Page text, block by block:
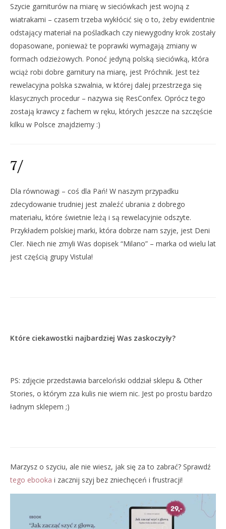
Szycie garniturów na miarę w sieciówkach jest wojną z
wiatrakami – czasem trzeba wykłócić się o to, żeby ewidentnie
odstający materiał na pośladkach czy niewygodny krok zostały
dopasowane, ponieważ te poprawki wymagają zmiany w
formach odzieżowych. Ponoć jedyną polską sieciówką, która
wciąż robi dobre garnitury na miarę, jest Próchnik. Jest też
rewelacyjna polska szwalnia, w której dalej przestrzega się
klasycznych procedur – nazywa się ResConfex. Oprócz tego
zostają krawcy z fachem w ręku, których jeszcze na szczęście
kilku w Polsce znajdziemy :)
7/
Dla równowagi – coś dla Pań! W naszym przypadku
zdecydowanie trudniej jest znaleźć ubrania z dobrego
materiału, które świetnie leżą i są rewelacyjnie odszyte.
Przykładem polskiej marki, która dobrze nam szyje, jest Deni
Cler. Niech nie zmyli Was dopisek “Milano” – marka od wielu lat
jest częścią grupy Vistula!
Które ciekawostki najbardziej Was zaskoczyły?
PS: zdjęcie przedstawia barceloński oddział sklepu & Other
Stories, o którym zza kulis nie wiem nic. Jest po prostu bardzo
ładnym sklepem ;)
Marzysz o szyciu, ale nie wiesz, jak się za to zabrać? Sprawdź
tego ebooka i zacznij szyj bez zniechęceń i frustracji!